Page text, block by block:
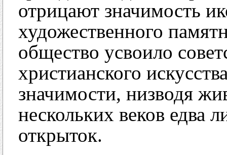
отрицают значимость
художественного
общество усвоило
христианского
значимости, низводя
нескольких веков едва
открыток.